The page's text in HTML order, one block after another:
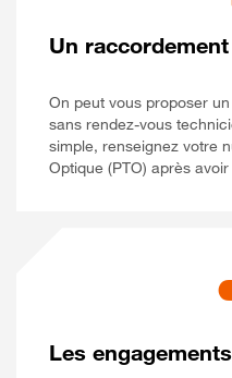
Un
On peut vous proposer
sans rendez-vous
simple, renseignez votre
Optique (PTO) après
Les